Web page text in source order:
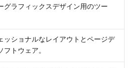
グラフィックスデザイン用のツー
ッショナルなレイアウトとページデ
フトウェア。